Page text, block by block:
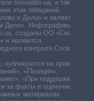
slovoidilo.ua, а также
этих обещаний,
и Дело» и является
Дело». Инфографики,
созданы ОО «Система
и являются
контроля Слово и
на правах
«Позиция»,
«При поддержке».
за факты и оценочные
материалах.